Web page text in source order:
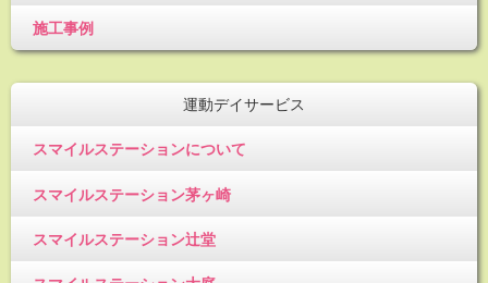
施工事例
運動デイサービス
スマイルステーションについて
スマイルステーション茅ヶ崎
スマイルステーション辻堂